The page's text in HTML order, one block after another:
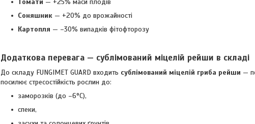
Соняшник — +20% до врожайності
Картопля — –30% випадків фітофторозу
Додаткова перевага — сублімований міцелій рейши в складі
До складу FUNGIMET GUARD входить сублімований міцелій гриба рейши —
посилює стресостійкість рослин до:
заморозків (до –6°C),
спеки,